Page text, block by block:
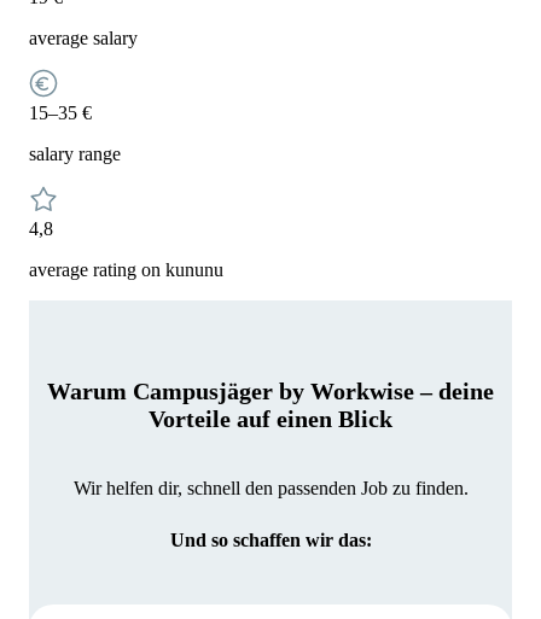
average salary
15–35 €
salary range
4,8
average rating on kununu
Warum Campusjäger by Workwise – deine
Vorteile auf einen Blick
Wir helfen dir, schnell den passenden Job zu finden.
Und so schaffen wir das: